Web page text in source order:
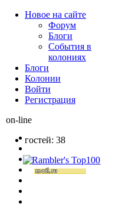
Новое на сайте
Форум
Блоги
События в
колониях
Блоги
Колонии
Войти
Peгиcтpaция
on-line
гостей: 38